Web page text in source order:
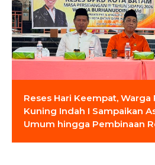
Reses Hari Keempat, Warga
Kuning Indah I Sampaikan
Umum hingga Pembinaan